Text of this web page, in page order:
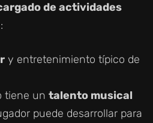
de actividades
y entretenimiento típico de
tiene un talento musical
puede desarrollar para